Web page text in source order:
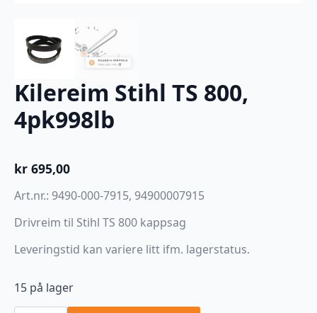
Kilereim Stihl TS 800,
4pk998lb
kr 695,00
Art.nr.: 9490-000-7915, 94900007915
Drivreim til Stihl TS 800 kappsag
Leveringstid kan variere litt ifm. lagerstatus.
15 på lager